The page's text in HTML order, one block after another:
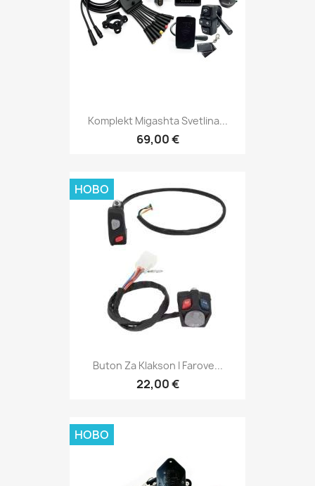
Komplekt Migashta Svetlina...
69,00 €
Buton Za Klakson I Farove...
22,00 €
НОВО
НОВО